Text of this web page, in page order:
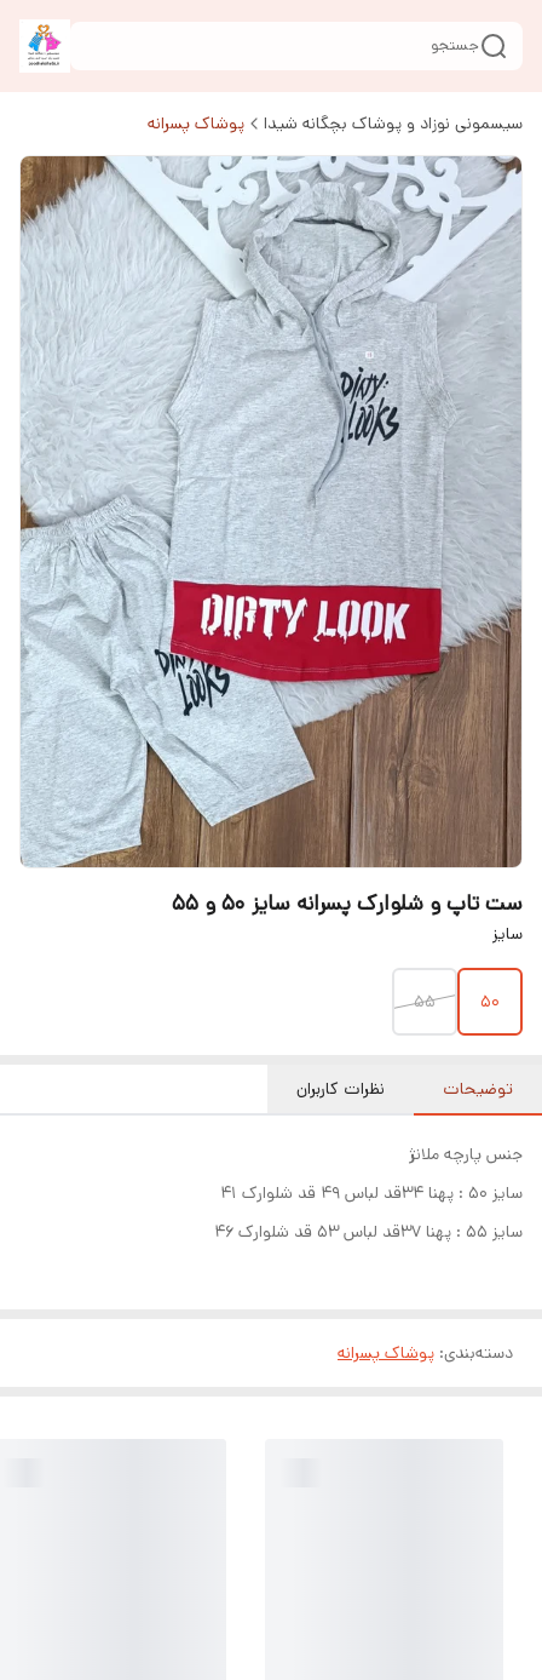
جستجو
سیسمونی نوزاد و پوشاک بچگانه شیدا پوشاک پسرانه
ست تاپ و شلوارک پسرانه سایز 50 و 55
سایز
50
55
توضیحات نظرات کاربران
جنس پارچه ملانژ
سایز 50 : پهنا 34قد لباس 49 قد شلوارک 41
سایز 55 : پهنا 37قد لباس 53 قد شلوارک 46
دسته‌بندی: پوشاک پسرانه